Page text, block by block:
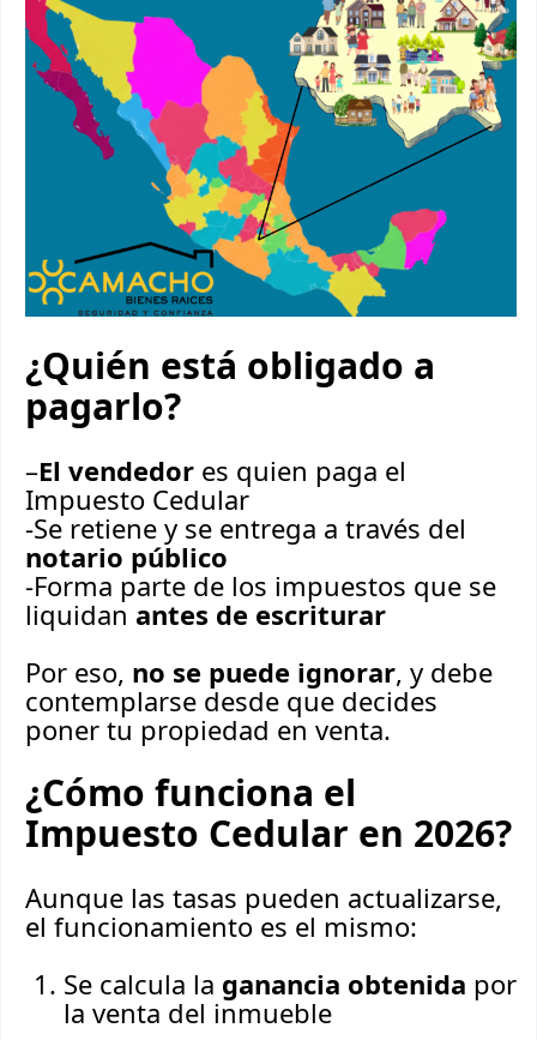
¿Quién está obligado a
pagarlo?
–El vendedor es quien paga el
Impuesto Cedular
-Se retiene y se entrega a través del
notario público
-Forma parte de los impuestos que se
liquidan antes de escriturar
Por eso, no se puede ignorar, y debe
contemplarse desde que decides
poner tu propiedad en venta.
¿Cómo funciona el
Impuesto Cedular en 2026?
Aunque las tasas pueden actualizarse,
el funcionamiento es el mismo:
Se calcula la ganancia obtenida por
la venta del inmueble